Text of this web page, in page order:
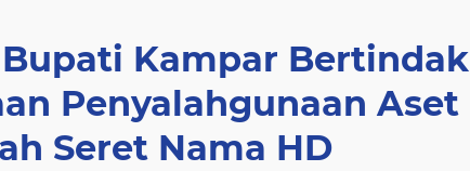
Kampar Bertindak
Penyalahgunaan Aset
Seret Nama HD